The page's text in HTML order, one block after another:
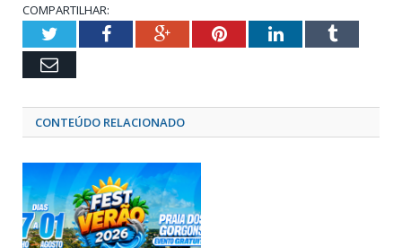
COMPARTILHAR:
TwitterFacebookGoogle+PinterestLinkedInTumblr
Email
CONTEÚDO RELACIONADO